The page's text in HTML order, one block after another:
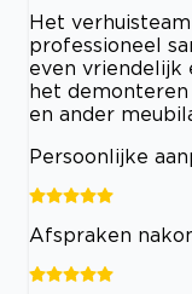
Het
professioneel
even vriendelijk
het
en ander
Persoonlijke
Afspraken